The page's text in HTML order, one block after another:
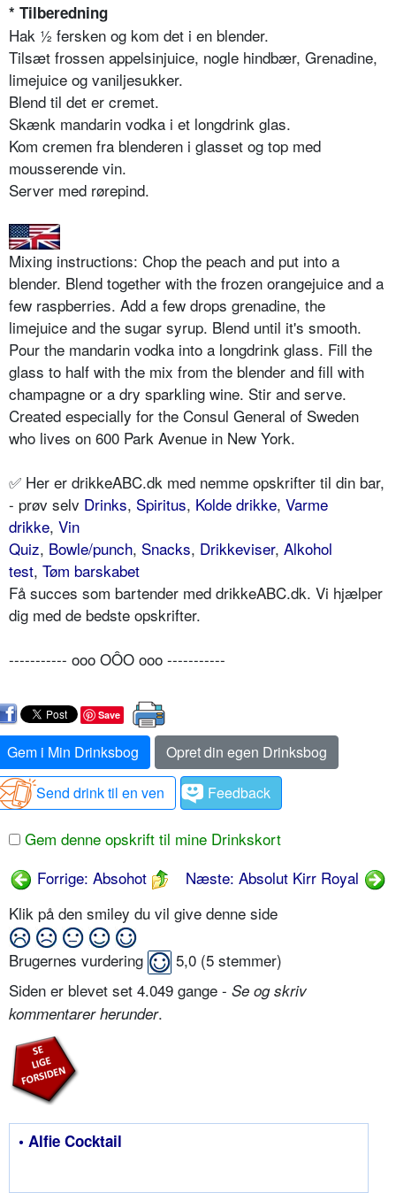
* Tilberedning
Hak ½ fersken og kom det i en blender.
Tilsæt frossen appelsinjuice, nogle hindbær, Grenadine,
limejuice og vaniljesukker.
Blend til det er cremet.
Skænk mandarin vodka i et longdrink glas.
Kom cremen fra blenderen i glasset og top med
mousserende vin.
Server med rørepind.
Mixing instructions: Chop the peach and put into a
blender. Blend together with the frozen orangejuice and a
few raspberries. Add a few drops grenadine, the
limejuice and the sugar syrup. Blend until it's smooth.
Pour the mandarin vodka into a longdrink glass. Fill the
glass to half with the mix from the blender and fill with
champagne or a dry sparkling wine. Stir and serve.
Created especially for the Consul General of Sweden
who lives on 600 Park Avenue in New York.
✅ Her er drikkeABC.dk med nemme opskrifter til din bar,
- prøv selv Drinks, Spiritus, Kolde drikke, Varme
drikke, Vin
Quiz, Bowle/punch, Snacks, Drikkeviser, Alkohol
test, Tøm barskabet
Få succes som bartender med drikkeABC.dk. Vi hjælper
dig med de bedste opskrifter.
----------- ooo OÔO ooo -----------
Save
Gem i Min Drinksbog
Opret din egen Drinksbog
Send drink til en ven
Feedback
Gem denne opskrift til mine Drinkskort
Forrige: Absohot
Næste: Absolut Kirr Royal
Klik på den smiley du vil give denne side
Brugernes vurdering 5,0 (5 stemmer)
Siden er blevet set 4.049 gange - Se og skriv
kommentarer herunder.
• Alfie Cocktail